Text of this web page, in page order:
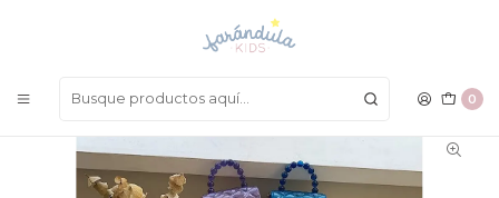
0
LAS MEJORES PRENDAS A UN SOLO CLICK